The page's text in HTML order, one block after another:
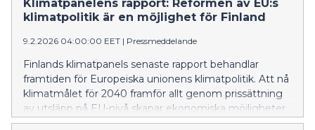
utilisation and storage of biogenic carbon dioxide could
create significant economic value added in Finland,
while also producing positive climate impacts.
Klimatpanelens rapport: Reformen av EU:s
klimatpolitik är en möjlighet för Finland
9.2.2026 04:00:00 EET | Pressmeddelande
Finlands klimatpanels senaste rapport behandlar
framtiden för Europeiska unionens klimatpolitik. Att nå
klimatmålet för 2040 framför allt genom prissättning
av utsläpp på EU-nivå skapar ekonomiska möjligheter
för Finland. Utifrån rapportens resultat ger